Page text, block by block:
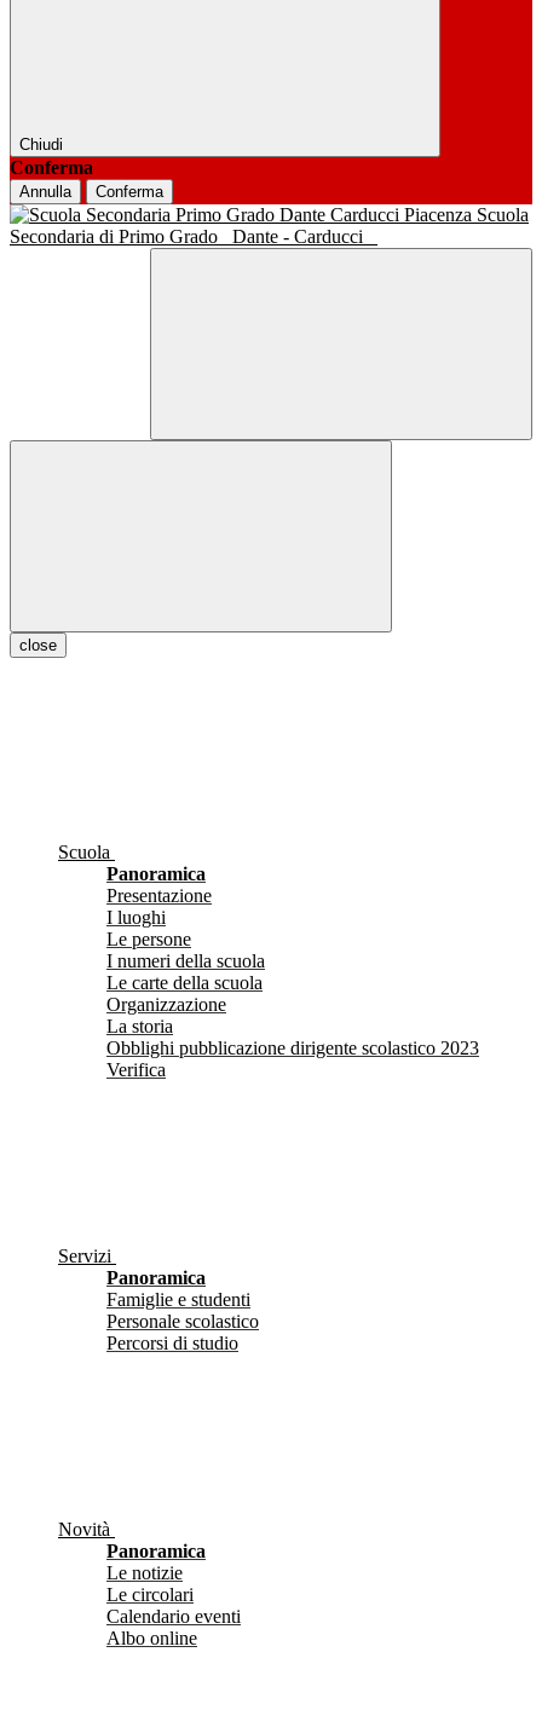
Chiudi
Conferma
Annulla Conferma
Scuola
Secondaria di Primo Grado
Dante - Carducci
close
Scuola
Panoramica
Presentazione
I luoghi
Le persone
I numeri della scuola
Le carte della scuola
Organizzazione
La storia
Obblighi pubblicazione dirigente scolastico 2023
Verifica
Servizi
Panoramica
Famiglie e studenti
Personale scolastico
Percorsi di studio
Novità
Panoramica
Le notizie
Le circolari
Calendario eventi
Albo online